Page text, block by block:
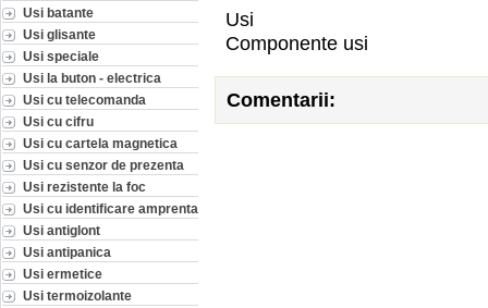
Usi batante
Usi glisante
Usi speciale
Usi la buton - electrica
Usi cu telecomanda
Usi cu cifru
Usi cu cartela magnetica
Usi cu senzor de prezenta
Usi rezistente la foc
Usi cu identificare amprenta
Usi antiglont
Usi antipanica
Usi ermetice
Usi termoizolante
Usi
Componente usi
Comentarii: